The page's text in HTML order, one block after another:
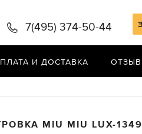
7(495) 374-50-44
И ДОСТАВКА
MIU MIU LUX-